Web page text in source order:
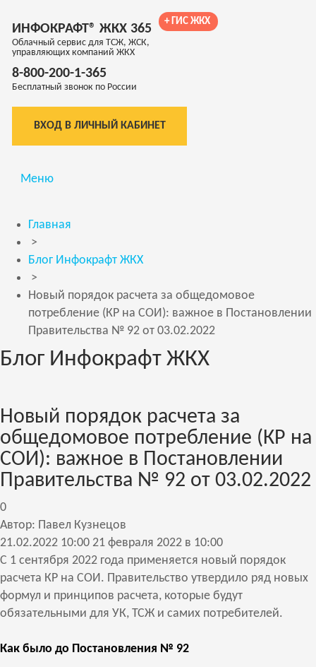
ИНФОКРАФТ® ЖКХ 365
Облачный сервис для ТСЖ, ЖСК,
управляющих компаний ЖКХ
+ ГИС ЖКХ
8-800-200-1-365
Бесплатный звонок по России
ВХОД В ЛИЧНЫЙ КАБИНЕТ
Меню
Главная
>
Блог Инфокрафт ЖКХ
>
Новый порядок расчета за общедомовое
потребление (КР на СОИ): важное в Постановлении
Правительства № 92 от 03.02.2022
Блог Инфокрафт ЖКХ
Новый порядок расчета за
общедомовое потребление (КР на
СОИ): важное в Постановлении
Правительства № 92 от 03.02.2022
0
Автор: Павел Кузнецов
21.02.2022 10:00 21 февраля 2022 в 10:00
С 1 сентября 2022 года применяется новый порядок
расчета КР на СОИ. Правительство утвердило ряд новых
формул и принципов расчета, которые будут
обязательными для УК, ТСЖ и самих потребителей.
Как было до Постановления № 92